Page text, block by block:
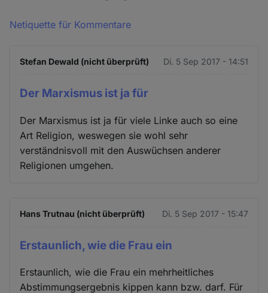
Netiquette für Kommentare
Stefan Dewald (nicht überprüft) Di. 5 Sep 2017 - 14:51
Der Marxismus ist ja für
Der Marxismus ist ja für viele Linke auch so eine
Art Religion, weswegen sie wohl sehr
verständnisvoll mit den Auswüchsen anderer
Religionen umgehen.
Hans Trutnau (nicht überprüft) Di. 5 Sep 2017 - 15:47
Erstaunlich, wie die Frau ein
Erstaunlich, wie die Frau ein mehrheitliches
Abstimmungsergebnis kippen kann bzw. darf. Für